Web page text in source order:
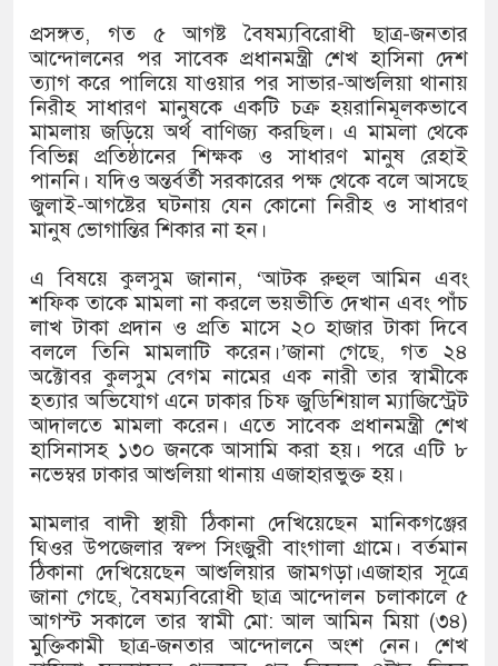
অবশেষে পদত্যাগ করলেন ভারতের
জামায়াত ফেরেশতাদের দল নয়, ভুল
প্রসঙ্গত, গত ৫ আগষ্ট বৈষম্যবিরোধী ছাত্র-জনতার
আন্দোলনের পর সাবেক প্রধানমন্ত্রী শেখ হাসিনা দেশ
ত্যাগ করে পালিয়ে যাওয়ার পর সাভার-আশুলিয়া থানায়
নিরীহ সাধারণ মানুষকে একটি চক্র হয়রানিমূলকভাবে
মামলায় জড়িয়ে অর্থ বাণিজ্য করছিল। এ মামলা থেকে
বিভিন্ন প্রতিষ্ঠানের শিক্ষক ও সাধারণ মানুষ রেহাই
পাননি। যদিও অন্তর্বর্তী সরকারের পক্ষ থেকে বলে আসছে
জুলাই-আগষ্টের ঘটনায় যেন কোনো নিরীহ ও সাধারণ
মানুষ ভোগান্তির শিকার না হন।
এ বিষয়ে কুলসুম জানান, ‘আটক রুহুল আমিন এবং
শফিক তাকে মামলা না করলে ভয়ভীতি দেখান এবং পাঁচ
লাখ টাকা প্রদান ও প্রতি মাসে ২০ হাজার টাকা দিবে
বললে তিনি মামলাটি করেন।’জানা গেছে, গত ২৪
অক্টোবর কুলসুম বেগম নামের এক নারী তার স্বামীকে
হত্যার অভিযোগ এনে ঢাকার চিফ জুডিশিয়াল ম্যাজিস্ট্রেট
আদালতে মামলা করেন। এতে সাবেক প্রধানমন্ত্রী শেখ
হাসিনাসহ ১৩০ জনকে আসামি করা হয়। পরে এটি ৮
নভেম্বর ঢাকার আশুলিয়া থানায় এজাহারভুক্ত হয়।
মামলার বাদী স্থায়ী ঠিকানা দেখিয়েছেন মানিকগঞ্জের
ঘিওর উপজেলার স্বল্প সিংজুরী বাংগালা গ্রামে। বর্তমান
ঠিকানা দেখিয়েছেন আশুলিয়ার জামগড়া।এজাহার সূত্রে
জানা গেছে, বৈষম্যবিরোধী ছাত্র আন্দোলন চলাকালে ৫
আগস্ট সকালে তার স্বামী মো: আল আমিন মিয়া (৩৪)
মুক্তিকামী ছাত্র-জনতার আন্দোলনে অংশ নেন। শেখ